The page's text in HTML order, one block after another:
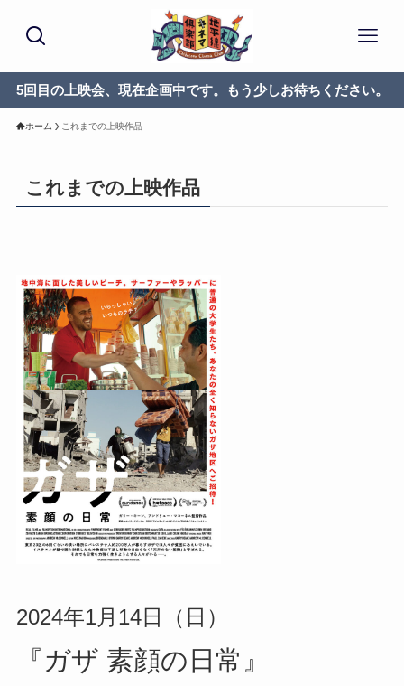
5回目の上映会、現在企画中です。もう少しお待ちください。
ホーム これまでの上映作品
これまでの上映作品
2024年1月14日（日）
『ガザ 素顔の日常』